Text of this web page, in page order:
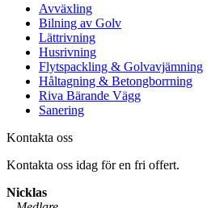
Avväxling
Bilning av Golv
Lättrivning
Husrivning
Flytspackling & Golvavjämning
Håltagning & Betongborrning
Riva Bärande Vägg
Sanering
Kontakta oss
Kontakta oss idag för en fri offert.
Nicklas